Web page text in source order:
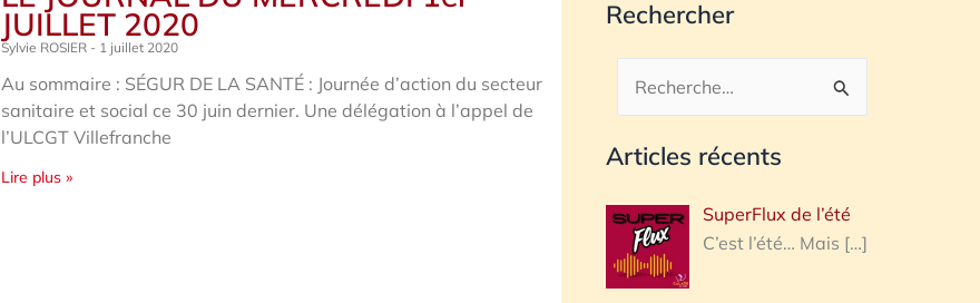
JUILLET 2020
Sylvie ROSIER 1 juillet 2020
Au sommaire : SÉGUR DE LA SANTÉ : Journée d’action du secteur
sanitaire et social ce 30 juin dernier. Une délégation à l’appel de
l’ULCGT Villefranche
Lire plus »
Rechercher
Rechercher :
Articles récents
SuperFlux de l’été
C’est l’été… Mais […]